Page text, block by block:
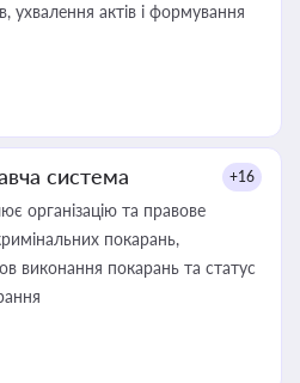
ухвалення актів і формування
система +16
організацію та правове
покарань,
виконання покарань та статус